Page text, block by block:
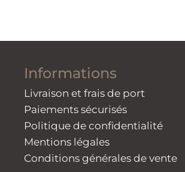
Informations
Livraison et frais de port
Paiements sécurisés
Politique de confidentialité
Mentions légales
Conditions générales de vente